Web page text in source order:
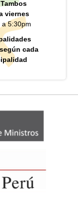
viernes
a 5:30pm
cada